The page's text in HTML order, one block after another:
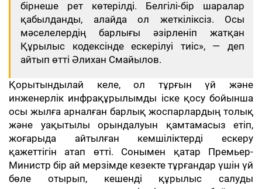
бірнеше рет көтерілді. Белгілі-бір шаралар
қабылданды, алайда ол жеткіліксіз. Осы
мәселелердің барлығы әзірленіп жатқан
Құрылыс кодексінде ескерілуі тиіс», — деп
айтып өтті Әлихан Смайылов.
Қорытындылай келе, ол тұрғын үй және
инженерлік инфрақұрылымды іске қосу бойынша
осы жылға арналған барлық жоспарлардың толық
және уақытылы орындалуын қамтамасыз етіп,
жоғарыда айтылған кемшіліктерді ескеру
қажеттігін атап өтті. Сонымен қатар Премьер-
Министр бір ай мерзімде кезекте тұрғандар үшін үй
бөле отырып, кешенді құрылыс салуды